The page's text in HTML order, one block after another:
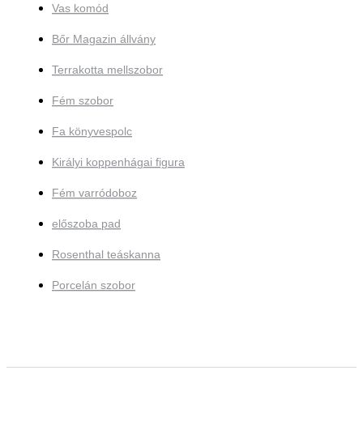
Vas komód
Bőr Magazin állvány
Terrakotta mellszobor
Fém szobor
Fa könyvespolc
Királyi koppenhágai figura
Fém varródoboz
előszoba pad
Rosenthal teáskanna
Porcelán szobor